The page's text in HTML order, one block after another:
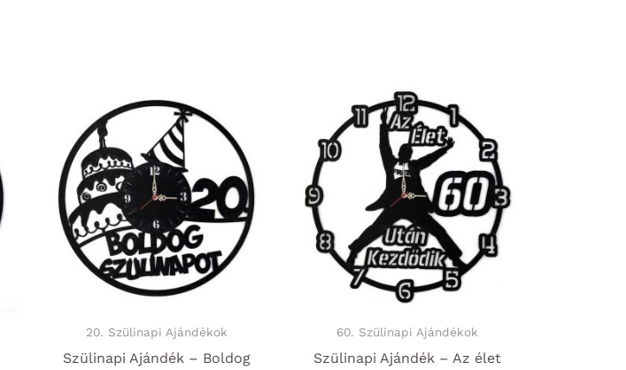
20. Szülinapi Ajándékok
Szülinapi Ajándék – Boldog
60. Szülinapi Ajándékok
Szülinapi Ajándék – Az élet